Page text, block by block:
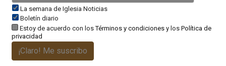
La semana de Iglesia Noticias
Boletín diario
Estoy de acuerdo con losTérminos y condicionesy los Política de
privacidad
¡Claro! Me suscribo